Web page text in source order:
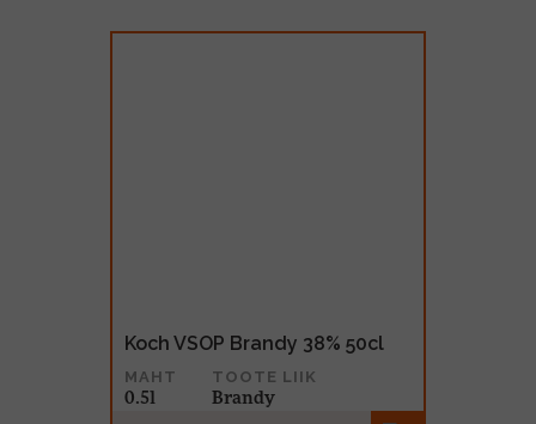
Koch VSOP Brandy 38% 50cl
MAHT
0.5l
TOOTE LIIK
Brandy